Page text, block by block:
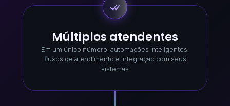
Múltiplos atendentes
Em um único número, automações inteligentes,
fluxos de atendimento e integração com seus
sistemas